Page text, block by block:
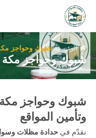
الرئيسية شبوك وحواجز
شبوك وحواجز مكة
شبوك وحواجز
وتأمين المواقع
نقدّم في حدادة مظلات